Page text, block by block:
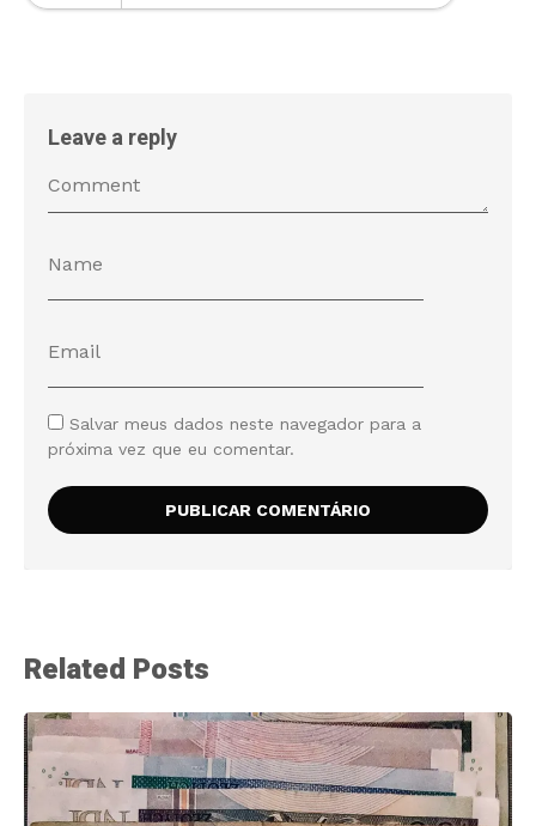
Leave a reply
Salvar meus dados neste navegador para a
próxima vez que eu comentar.
Related Posts